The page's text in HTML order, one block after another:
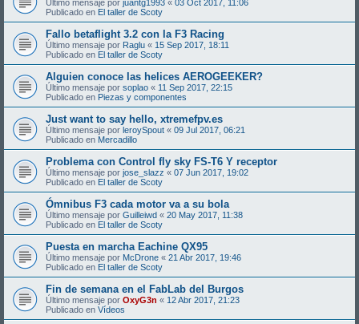
Último mensaje por juantg1993 « 03 Oct 2017, 11:06
Publicado en El taller de Scoty
Fallo betaflight 3.2 con la F3 Racing
Último mensaje por Raglu « 15 Sep 2017, 18:11
Publicado en El taller de Scoty
Alguien conoce las helices AEROGEEKER?
Último mensaje por soplao « 11 Sep 2017, 22:15
Publicado en Piezas y componentes
Just want to say hello, xtremefpv.es
Último mensaje por leroySpout « 09 Jul 2017, 06:21
Publicado en Mercadillo
Problema con Control fly sky FS-T6 Y receptor
Último mensaje por jose_slazz « 07 Jun 2017, 19:02
Publicado en El taller de Scoty
Ómnibus F3 cada motor va a su bola
Último mensaje por Guilleiwd « 20 May 2017, 11:38
Publicado en El taller de Scoty
Puesta en marcha Eachine QX95
Último mensaje por McDrone « 21 Abr 2017, 19:46
Publicado en El taller de Scoty
Fin de semana en el FabLab del Burgos
Último mensaje por OxyG3n « 12 Abr 2017, 21:23
Publicado en Vídeos